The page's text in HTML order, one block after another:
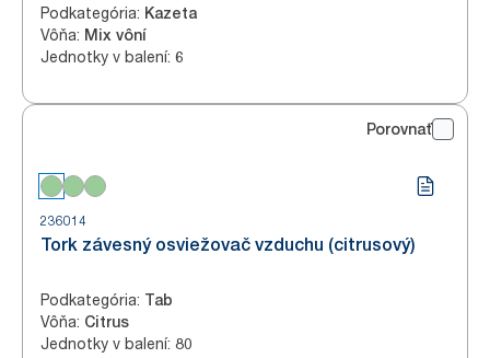
Podkategória: Kazeta
Vôňa: Mix vôní
Jednotky v balení: 6
Porovnať
236014
Tork závesný osviežovač vzduchu (citrusový)
Podkategória: Tab
Vôňa: Citrus
Jednotky v balení: 80